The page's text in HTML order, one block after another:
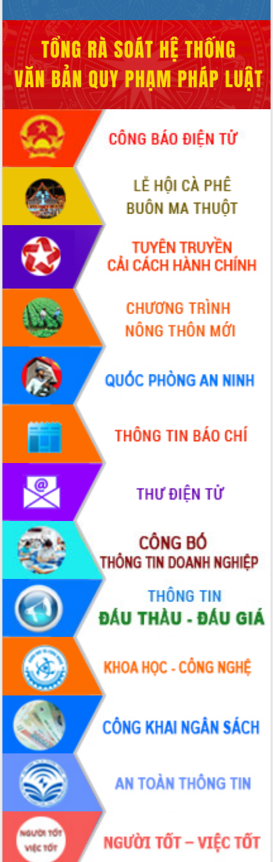
Dự án cao tốc Khánh Hòa - Buôn Ma
Thuột
Định vị cà phê Việt Nam như một “di
sản sống” trong dòng chảy toàn cầu
Xây dựng nông thôn mới: Nâng cao đời
sống người dân từ những mô hình thiết
thực
Quyết liệt tháo gỡ vướng mắc, đẩy
nhanh tiến độ các dự án trọng điểm
trong Khu kinh tế Nam Phú Yên
Hòn Yến phát triển du lịch gắn với bảo
tồn biển
Lấy ý kiến điều chỉnh Quy hoạch tỉnh
Đắk Lắk thời kỳ 2021-2030, tầm nhìn
đến năm 2050
Phát động chiến dịch 30 ngày đêm
giải phóng mặt bằng Tuyến đường bộ
ven biển
Đắk Lắk nỗ lực thúc đẩy tăng trưởng
kinh tế từ 10% trở lên trong Quý
Đắk Lắk ký kết thỏa thuận hợp tác về
chuyển đổi số giai đoạn 2026 – 2030
với Tập đoàn Bưu chính Viễn thông
Việt Nam
Thứ trưởng Bộ Y tế làm việc với tỉnh
Đắk Lắk về phát triển nhân lực y tế
cho trạm y tế cấp xã
Du lịch Đắk Lắk nâng tầm trải nghiệm
du khách thông qua Hệ thống cơ sở dữ
Tập huấn ứng dụng trí tuệ nhân tạo (AI)
trong thương mại điện tử năm 2026
Đoàn đại biểu Quốc hội tỉnh Đắk Lắk
trao đổi thông tin trước Kỳ họp thứ
nhất, Quốc hội khóa XVI
Quyết liệt cải cách hành chính, khơi
thông nguồn lực phát triển
Nâng cao hiệu lực, hiệu quả HĐND
tỉnh thông qua hiện đại hóa hành chính
Xã Ea Phê gắn cải cách hành chính với
chuyển đổi số
Phó Chủ tịch Thường trực UBND tỉnh
Hồ Thị Nguyên Thảo làm việc tại Trung
tâm Phục vụ hành chính công xã Ea
Phê
Xây dựng nền hành chính số đồng
hành cùng nông dân dân, doanh nghiệp
Giai đoạn 2026-2030, Đắk Lắk phấn
đấu có 77% xã đạt chuẩn nông thôn
Chuyển đổi số 'mở đường' cho nông
nghiệp Đắk Lắk tăng trưởng bứt phá
Triển khai đồng bộ đo đạc, lập hồ sơ
địa chính, hoàn thiện cơ sở dữ liệu đất
Ứng dụng sinh trắc học - Bước tiến
trong hành trình chuyển đổi số tại Đắk
Lắk
Đắk Lắk nâng cao hiệu quả công tác
Đảng từ Sổ tay đảng viên điện tử
Đắk Lắk đẩy mạnh nuôi biển công
nghệ, hướng tới phát triển thủy sản
bền vững